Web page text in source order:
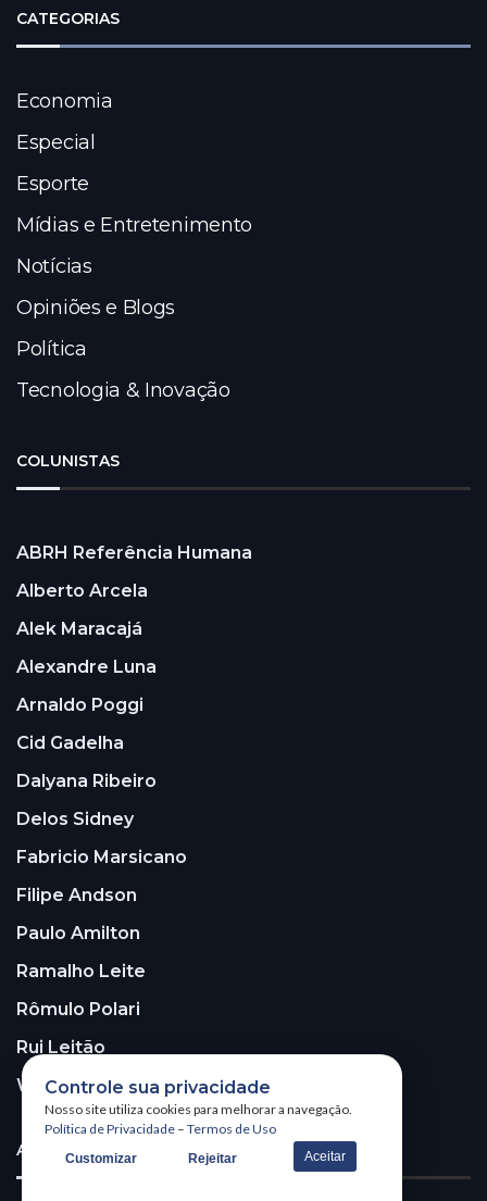
CATEGORIAS
Economia
Especial
Esporte
Mídias e Entretenimento
Notícias
Opiniões e Blogs
Política
Tecnologia & Inovação
COLUNISTAS
ABRH Referência Humana
Alberto Arcela
Alek Maracajá
Alexandre Luna
Arnaldo Poggi
Cid Gadelha
Dalyana Ribeiro
Delos Sidney
Fabricio Marsicano
Filipe Andson
Paulo Amilton
Ramalho Leite
Rômulo Polari
Rui Leitão
Walter Santos
ASSINE A NOSSA NEWSLETTER!
Controle sua privacidade
Nosso site utiliza cookies para melhorar a navegação.
Política de Privacidade – Termos de Uso
Customizar Rejeitar Aceitar